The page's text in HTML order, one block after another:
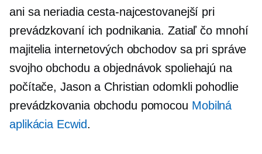
ani sa neriadiacesta-najcestovanejší pri
prevádzkovaní ich podnikania. Zatiaľ čo mnohí
majitelia internetových obchodov sa pri správe
svojho obchodu a objednávok spoliehajú na
počítače, Jason a Christian odomkli pohodlie
prevádzkovania obchodu pomocou Mobilná
aplikácia Ecwid.